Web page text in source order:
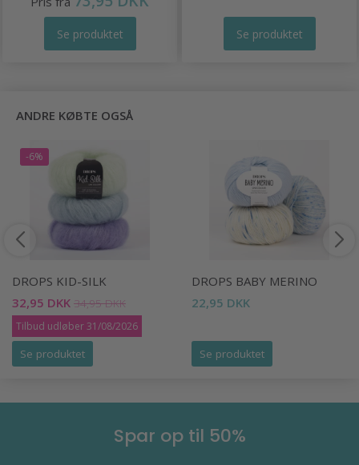
Se produktet Se produktet
ANDRE KØBTE OGSÅ
-6%
DROPS KID-SILK
32,95 DKK 34,95 DKK
Tilbud udløber 31/08/2026
Se produktet
DROPS BABY MERINO
22,95 DKK
Se produktet
Spar op til 50%